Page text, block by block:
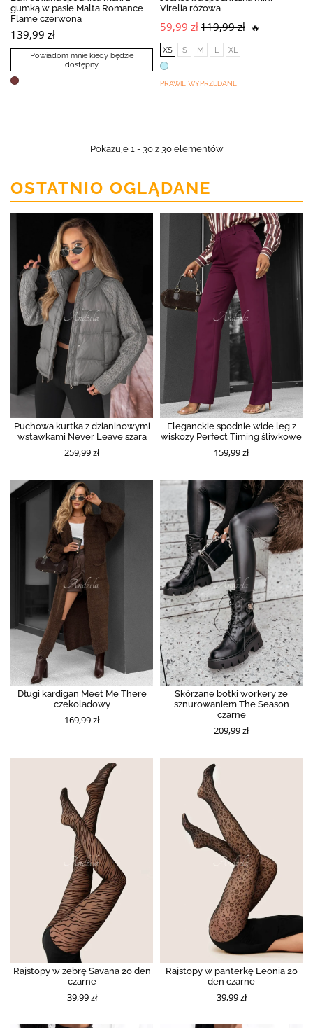
gumką w pasie Malta Romance
Flame czerwona
139,99 zł
Powiadom mnie kiedy będzie
dostępny
Virelia różowa
59,99 zł119,99 zł 🔥
XS S M L XL
PRAWIE WYPRZEDANE
Pokazuje 1 - 30 z 30 elementów
OSTATNIO OGLĄDANE
Puchowa kurtka z dzianinowymi
wstawkami Never Leave szara
259,99 zł
Eleganckie spodnie wide leg z
wiskozy Perfect Timing śliwkowe
159,99 zł
Długi kardigan Meet Me There
czekoladowy
169,99 zł
Skórzane botki workery ze
sznurowaniem The Season
czarne
209,99 zł
Rajstopy w zebrę Savana 20 den
czarne
39,99 zł
Rajstopy w panterkę Leonia 20
den czarne
39,99 zł